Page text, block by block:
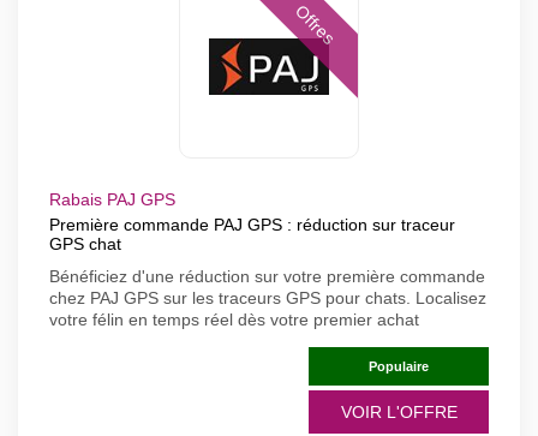
Offres
Rabais PAJ GPS
Première commande PAJ GPS : réduction sur traceur
GPS chat
Bénéficiez d'une réduction sur votre première commande
chez PAJ GPS sur les traceurs GPS pour chats. Localisez
votre félin en temps réel dès votre premier achat
Populaire
VOIR L'OFFRE